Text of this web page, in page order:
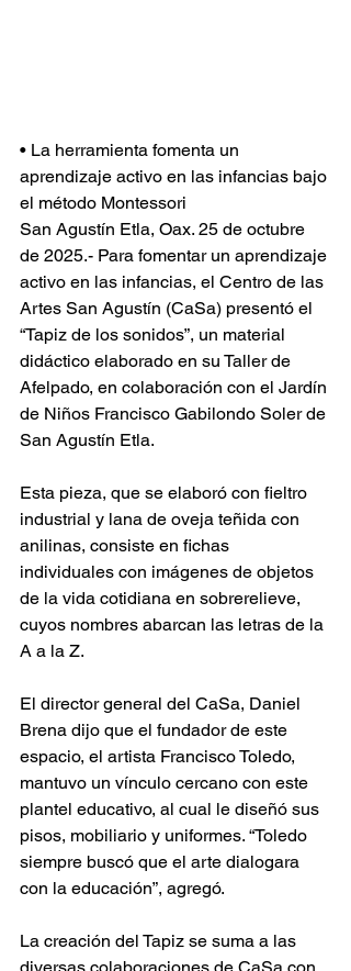
• La herramienta fomenta un
aprendizaje activo en las infancias bajo
el método Montessori
San Agustín Etla, Oax. 25 de octubre
de 2025.- Para fomentar un aprendizaje
activo en las infancias, el Centro de las
Artes San Agustín (CaSa) presentó el
“Tapiz de los sonidos”, un material
didáctico elaborado en su Taller de
Afelpado, en colaboración con el Jardín
de Niños Francisco Gabilondo Soler de
San Agustín Etla.
Esta pieza, que se elaboró con fieltro
industrial y lana de oveja teñida con
anilinas, consiste en fichas
individuales con imágenes de objetos
de la vida cotidiana en sobrerelieve,
cuyos nombres abarcan las letras de la
A a la Z.
El director general del CaSa, Daniel
Brena dijo que el fundador de este
espacio, el artista Francisco Toledo,
mantuvo un vínculo cercano con este
plantel educativo, al cual le diseñó sus
pisos, mobiliario y uniformes. “Toledo
siempre buscó que el arte dialogara
con la educación”, agregó.
La creación del Tapiz se suma a las